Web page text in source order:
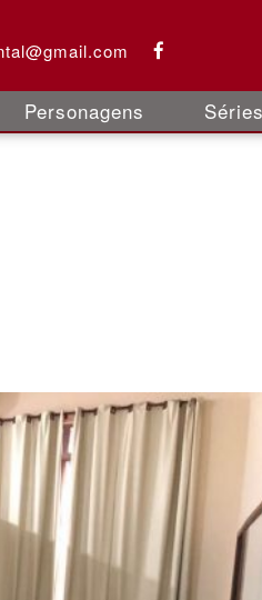
Personagens Séries